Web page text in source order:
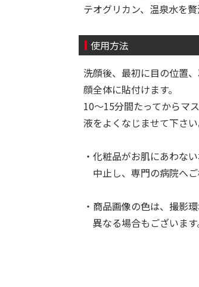
テオグリカン、温泉水を贅
使用方法
洗顔後、最初に目の位置
顔全体に貼付けます。
10〜15分間たってからマ
液をよくなじませて下さ
・化粧品がお肌にあわな
中止し、専門の病院へご
・商品画像の色は、撮影
異なる場合もございます